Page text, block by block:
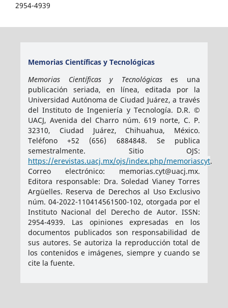
2954-4939
Memorias Científicas y Tecnológicas
Memorias Científicas y Tecnológicases una
publicación seriada, en línea, editada por la
Universidad Autónoma de Ciudad Juárez, a través
del Instituto de Ingeniería y Tecnología. D.R. ©
UACJ, Avenida del Charro núm. 619 norte, C. P.
32310, Ciudad Juárez, Chihuahua, México.
Teléfono +52 (656) 6884848. Se publica
semestralmente. Sitio OJS:
https://erevistas.uacj.mx/ojs/index.php/memoriascyt.
Correo electrónico: memorias.cyt@uacj.mx.
Editora responsable: Dra. Soledad Vianey Torres
Argüelles. Reserva de Derechos al Uso Exclusivo
núm. 04-2022-110414561500-102, otorgada por el
Instituto Nacional del Derecho de Autor. ISSN:
2954-4939. Las opiniones expresadas en los
documentos publicados son responsabilidad de
sus autores. Se autoriza la reproducción total de
los contenidos e imágenes, siempre y cuando se
cite la fuente.